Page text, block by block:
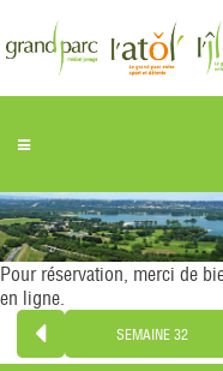
Pour réservation, merci de
en ligne.